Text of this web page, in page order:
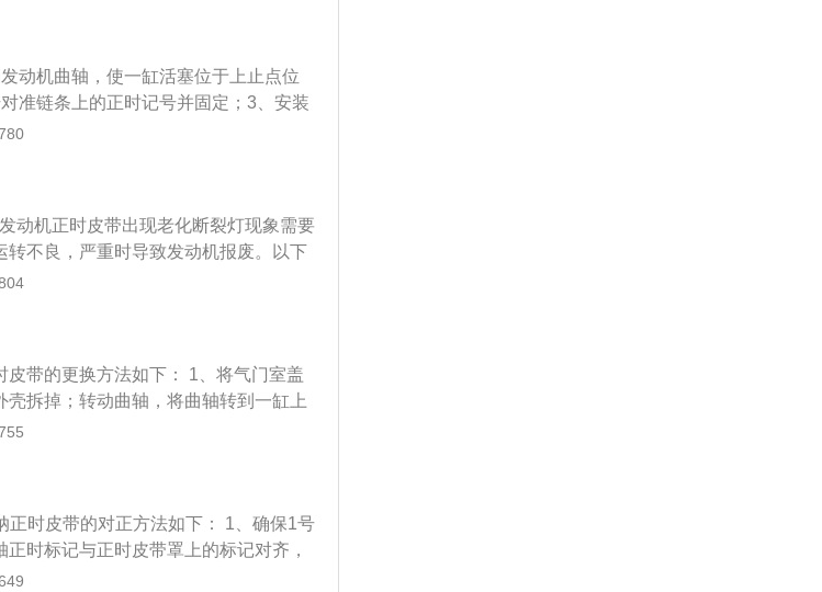
时把它更换掉。
一定的传动比来保证进、排气时间的
带噪音小，自身变化量小而且易于补
，上部连接是发动机缸盖的正时轮、
轮轴，这个凸轮轴上有凸轮，它的接
力产生压力，起到顶起的作用。
动机曲轴，使一缸活塞位于上止点位
准链条上的正时记号并固定；3、安装
轮上的记号在相同位置；4、确保正
1860mm、1445mm，轴距为2890m
增压发动机，最大功率为125kw，最
变速箱。
动机正时皮带出现老化断裂灯现象需要
不良，严重时导致发动机报废。以下
开，曲轴皮带轮拆卸掉，把正时链条
凹槽，将两根凸轮轴凹槽平衡对齐，
链条。曲轴皮带轮也是没有滑键的，
条外壳上面的凹槽里；4、曲轴位置传
位，不然会报故障码；曲轴链轮与皮
带的更换方法如下： 1、将气门室盖
拆掉；转动曲轴，将曲轴转到一缸上
2、转动进排气凸轮轴，凸轮轴后端
时，皮带轮上面有一个圆孔，对正链
是可以调整的，安装时要不间隙调整
都是自由转动的。 需前往4s店或修理
时皮带的对正方法如下： 1、确保1号
时标记与正时皮带罩上的标记对齐，
； 2、将正时皮带到安装曲轴链轮